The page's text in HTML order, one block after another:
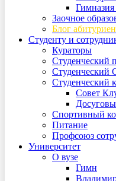
Заочное
Блог
Студенту и
Кураторы
Студенческий
Студенческий
Студенческий
Совет
Спортивный
Питание
Профсоюз
Университет
О вузе
Гимн